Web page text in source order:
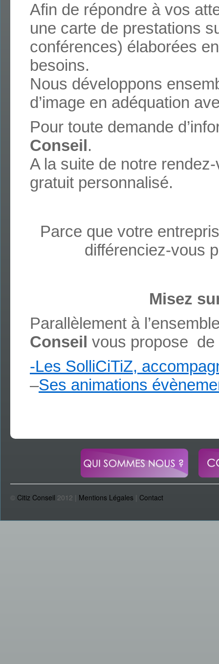
Afin de répondre à vos
une carte de prestations
conférences) élaborées
besoins.
Nous développons
d’image en adéquation
Pour toute demande
Conseil.
A la suite de notre
gratuit personnalisé.
Parce que votre
différenciez-vous
Misez
Parallèlement à
Conseil vous propose de
-Les SolliCiTiZ,
–Ses animations
© Citiz Conseil 2012 | Mentions Légales | Contact